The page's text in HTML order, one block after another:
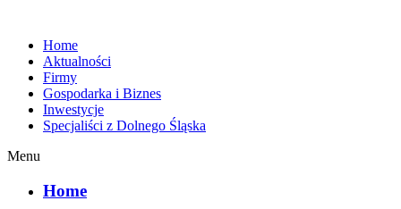
Home
Aktualności
Firmy
Gospodarka i Biznes
Inwestycje
Specjaliści z Dolnego Śląska
Menu
Home